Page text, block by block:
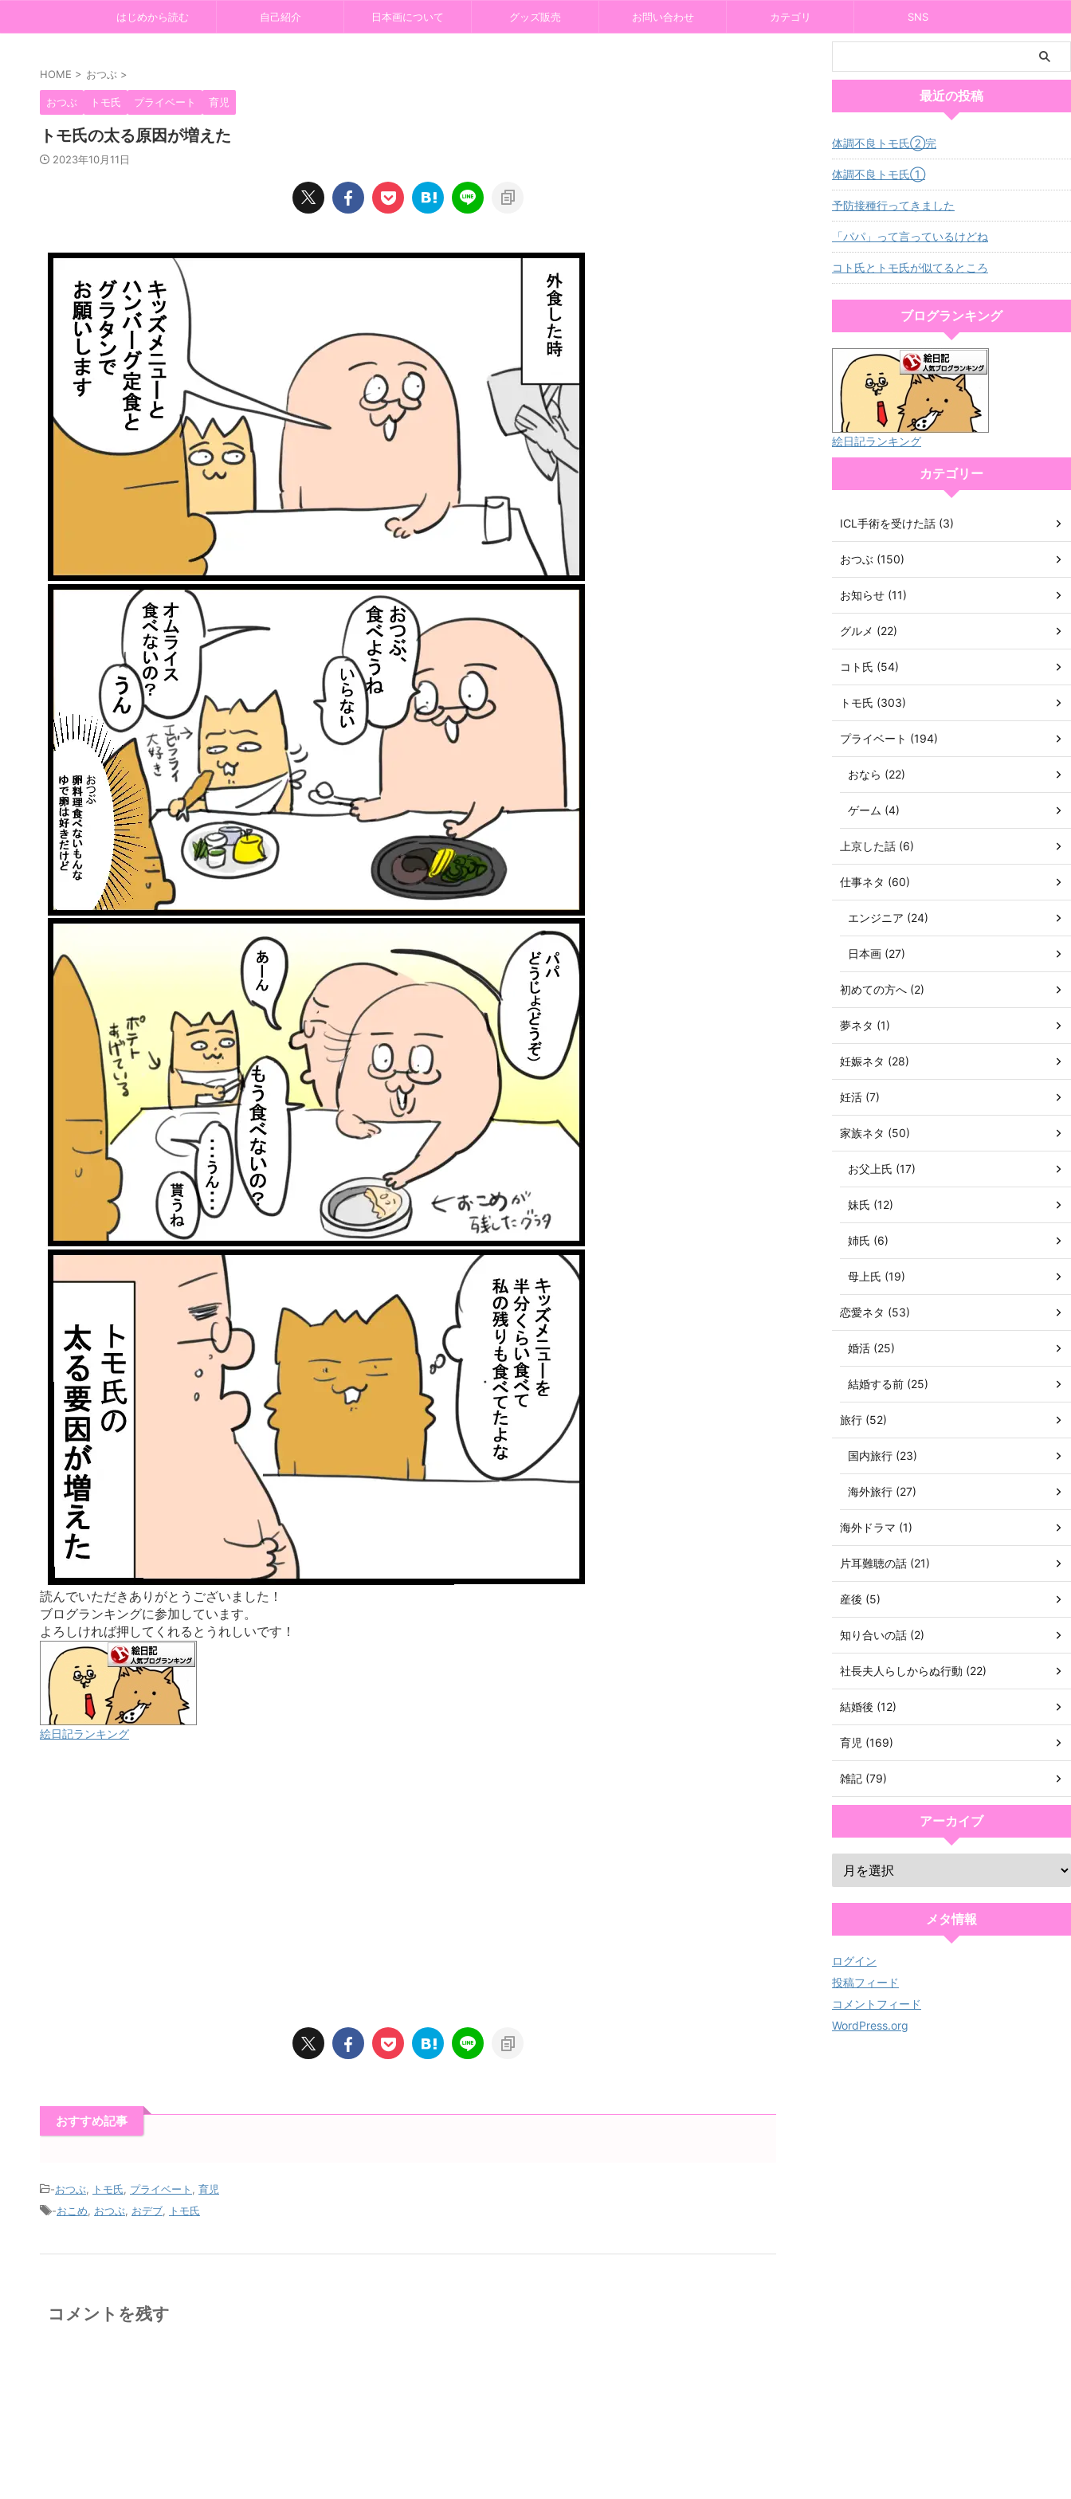
はじめから読む 自己紹介 日本画について グッズ販売 お問い合わせ カテゴリ SNS
HOME > おつぶ >
おつぶ トモ氏 プライベート 育児
トモ氏の太る原因が増えた
2023年10月11日
読んでいただきありがとうございました！
ブログランキングに参加しています。
よろしければ押してくれるとうれしいです！
絵日記ランキング
おすすめ記事
-おつぶ トモ氏 プライベート
育児
-おこめ おつぶ おデブ トモ氏
コメントを残す
最近の投稿
体調不良トモ氏②完
体調不良トモ氏①
予防接種行ってきました
「パパ」って言っているけどね
コト氏とトモ氏が似てるところ
ブログランキング
絵日記ランキング
カテゴリー
ICL手術を受けた話 (3)
おつぶ (150)
お知らせ (11)
グルメ (22)
コト氏 (54)
トモ氏 (303)
プライベート (194)
おなら (22)
ゲーム (4)
上京した話 (6)
仕事ネタ (60)
エンジニア (24)
日本画 (27)
初めての方へ (2)
夢ネタ (1)
妊娠ネタ (28)
妊活 (7)
家族ネタ (50)
お父上氏 (17)
妹氏 (12)
姉氏 (6)
母上氏 (19)
恋愛ネタ (53)
婚活 (25)
結婚する前 (25)
旅行 (52)
国内旅行 (23)
海外旅行 (27)
海外ドラマ (1)
片耳難聴の話 (21)
産後 (5)
知り合いの話 (2)
社長夫人らしからぬ行動 (22)
結婚後 (12)
育児 (169)
雑記 (79)
アーカイブ
メタ情報
ログイン
投稿フィード
コメントフィード
WordPress.org